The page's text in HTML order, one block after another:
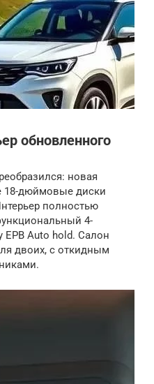
обновленного
новая
18-дюймовые диски
полностью
4-
Auto hold. Салон
двоих, с откидным